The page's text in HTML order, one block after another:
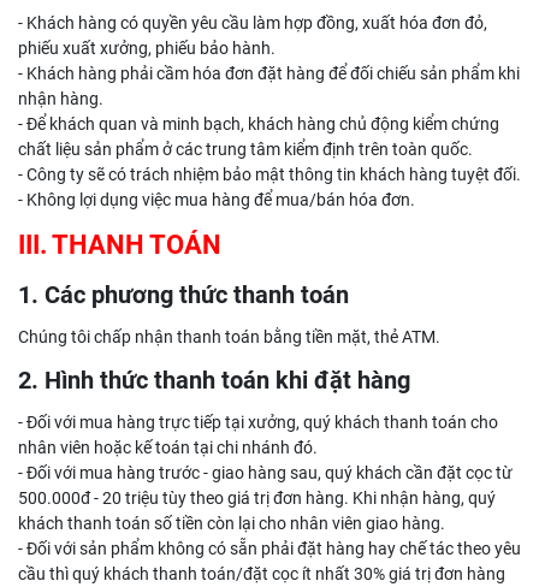
- Khách hàng có quyền yêu cầu làm hợp đồng, xuất hóa đơn đỏ,
phiếu xuất xưởng, phiếu bảo hành.
- Khách hàng phải cầm hóa đơn đặt hàng để đối chiếu sản phẩm khi
nhận hàng.
- Để khách quan và minh bạch, khách hàng chủ động kiểm chứng
chất liệu sản phẩm ở các trung tâm kiểm định trên toàn quốc.
- Công ty sẽ có trách nhiệm bảo mật thông tin khách hàng tuyệt đối.
- Không lợi dụng việc mua hàng để mua/bán hóa đơn.
III. THANH TOÁN
1. Các phương thức thanh toán
Chúng tôi chấp nhận thanh toán bằng tiền mặt, thẻ ATM.
2. Hình thức thanh toán khi đặt hàng
- Đối với mua hàng trực tiếp tại xưởng, quý khách thanh toán cho
nhân viên hoặc kế toán tại chi nhánh đó.
- Đối với mua hàng trước - giao hàng sau, quý khách cần đặt cọc từ
500.000đ - 20 triệu tùy theo giá trị đơn hàng. Khi nhận hàng, quý
khách thanh toán số tiền còn lại cho nhân viên giao hàng.
- Đối với sản phẩm không có sẵn phải đặt hàng hay chế tác theo yêu
cầu thì quý khách thanh toán/đặt cọc ít nhất 30% giá trị đơn hàng